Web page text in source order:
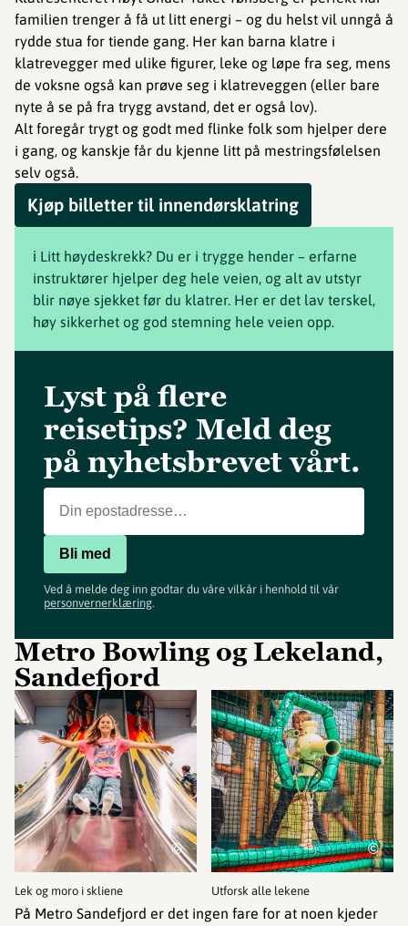
familien trenger å få ut litt energi – og du helst vil unngå å
rydde stua for tiende gang. Her kan barna klatre i
klatrevegger med ulike figurer, leke og løpe fra seg, mens
de voksne også kan prøve seg i klatreveggen (eller bare
nyte å se på fra trygg avstand, det er også lov).
Alt foregår trygt og godt med flinke folk som hjelper dere
i gang, og kanskje får du kjenne litt på mestringsfølelsen
selv også.
Kjøp billetter til innendørsklatring
ℹ️ Litt høydeskrekk? Du er i trygge hender – erfarne
instruktører hjelper deg hele veien, og alt av utstyr
blir nøye sjekket før du klatrer. Her er det lav terskel,
høy sikkerhet og god stemning hele veien opp.
Lyst på flere
reisetips? Meld deg
på nyhetsbrevet vårt.
Bli med
Ved å melde deg inn godtar du våre vilkår i henhold til vår
personvernerklæring.
Metro Bowling og Lekeland,
Sandefjord
©
Lek og moro i skliene
©
Utforsk alle lekene
På Metro Sandefjord er det ingen fare for at noen kjeder